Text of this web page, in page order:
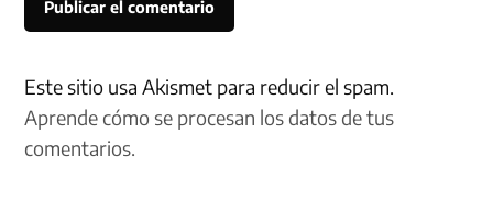
Este sitio usa Akismet para reducir el spam.
Aprende cómo se procesan los datos de tus
comentarios.